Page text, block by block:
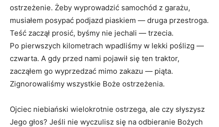
ostrzeżenie. Żeby wyprowadzić samochód z garażu,
musiałem posypać podjazd piaskiem — druga przestroga.
Teść zaczął prosić, byśmy nie jechali — trzecia.
Po pierwszych kilometrach wpadliśmy w lekki poślizg —
czwarta. A gdy przed nami pojawił się ten traktor,
zacząłem go wyprzedzać mimo zakazu — piąta.
Zignorowaliśmy wszystkie Boże ostrzeżenia.
Ojciec niebiański wielokrotnie ostrzega, ale czy słyszysz
Jego głos? Jeśli nie wyczulisz się na odbieranie Bożych